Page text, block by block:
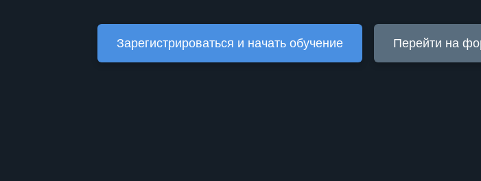
Зарегистрироваться и начать обучение Перейти на